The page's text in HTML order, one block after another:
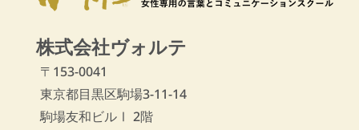
株式会社ヴォルテ
〒153-0041
東京都目黒区駒場3-11-14
駒場友和ビルⅠ 2階